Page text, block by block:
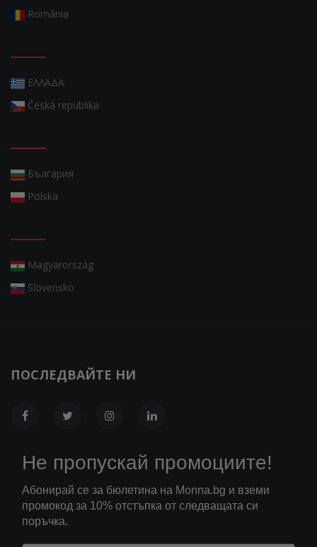
România
ΕΛΛΑΔΑ
Česká republika
България
Polska
Magyarország
Slovensko
ПОСЛЕДВАЙТЕ НИ
Не пропускай промоциите!
Абонирай се за бюлетина на Monna.bg и вземи
промокод за 10% отстъпка от следващата си
поръчка.